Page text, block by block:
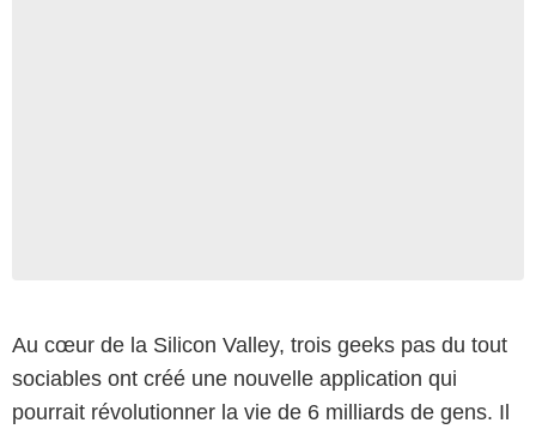
Au cœur de la Silicon Valley, trois geeks pas du tout
sociables ont créé une nouvelle application qui
pourrait révolutionner la vie de 6 milliards de gens. Il